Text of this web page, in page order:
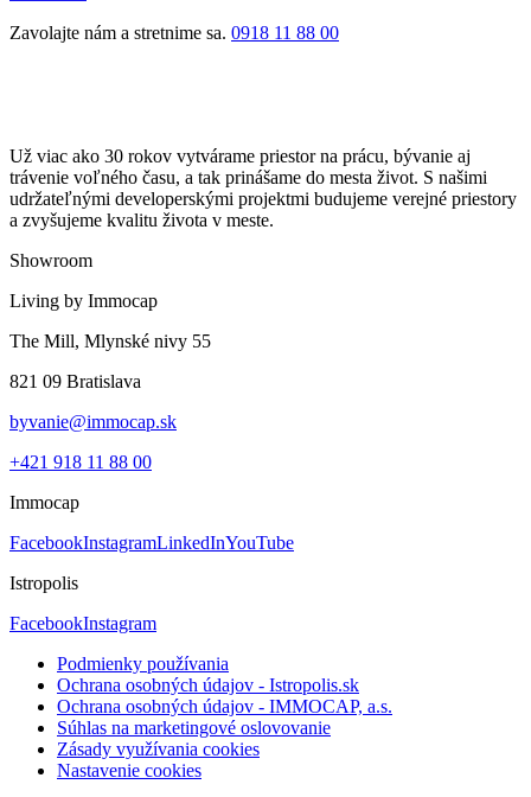
Zavolajte nám a stretnime sa. 0918 11 88 00
Už viac ako 30 rokov vytvárame priestor na prácu, bývanie aj
trávenie voľného času, a tak prinášame do mesta život. S našimi
udržateľnými developerskými projektmi budujeme verejné priestory
a zvyšujeme kvalitu života v meste.
Showroom
Living by Immocap
The Mill, Mlynské nivy 55
821 09 Bratislava
byvanie@immocap.sk
+421 918 11 88 00
Immocap
FacebookInstagramLinkedInYouTube
Istropolis
FacebookInstagram
Podmienky používania
Ochrana osobných údajov - Istropolis.sk
Ochrana osobných údajov - IMMOCAP, a.s.
Súhlas na marketingové oslovovanie
Zásady využívania cookies
Nastavenie cookies